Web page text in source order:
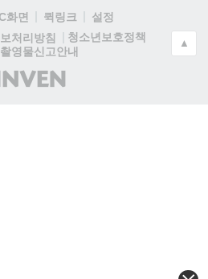
화면 퀵링크
설정
처리방침
청소년보호정책
영물신고안내
(주)
인
▲